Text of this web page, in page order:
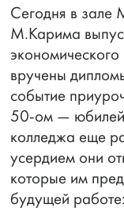
Сегодня в зале
М.Карима
вручены
событие
50-ом —
колледжа еще
усердием они
которые им
будущей